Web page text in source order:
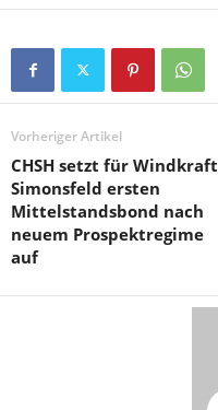
Vorheriger Artikel
CHSH setzt für Windkraft
Simonsfeld ersten
Mittelstandsbond nach
neuem Prospektregime
auf